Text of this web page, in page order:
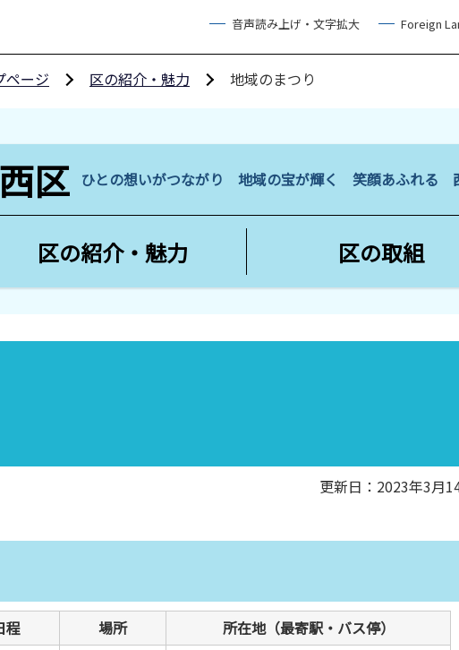
音声読み上げ・文字拡大 Foreign
ページ 区の紹介・魅力 地域のまつり
西区 ひとの想いがつながり 地域の宝が輝く 笑顔あふれる
区の紹介・魅力 区の取組
更新日：2023年3月
程 場所 所在地（最寄駅・バス停）